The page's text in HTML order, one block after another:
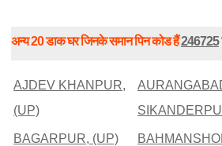
अन्य 20 डाक घर जिनके समान पिन कोड हैं246725
AJDEV KHANPUR,
(UP)
BAGARPUR, (UP)